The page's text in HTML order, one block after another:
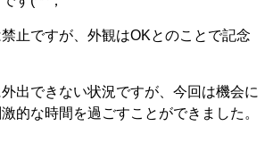
止ですが、外観はOKとのことで記念
出できない状況ですが、今回は機会に
的な時間を過ごすことができました。